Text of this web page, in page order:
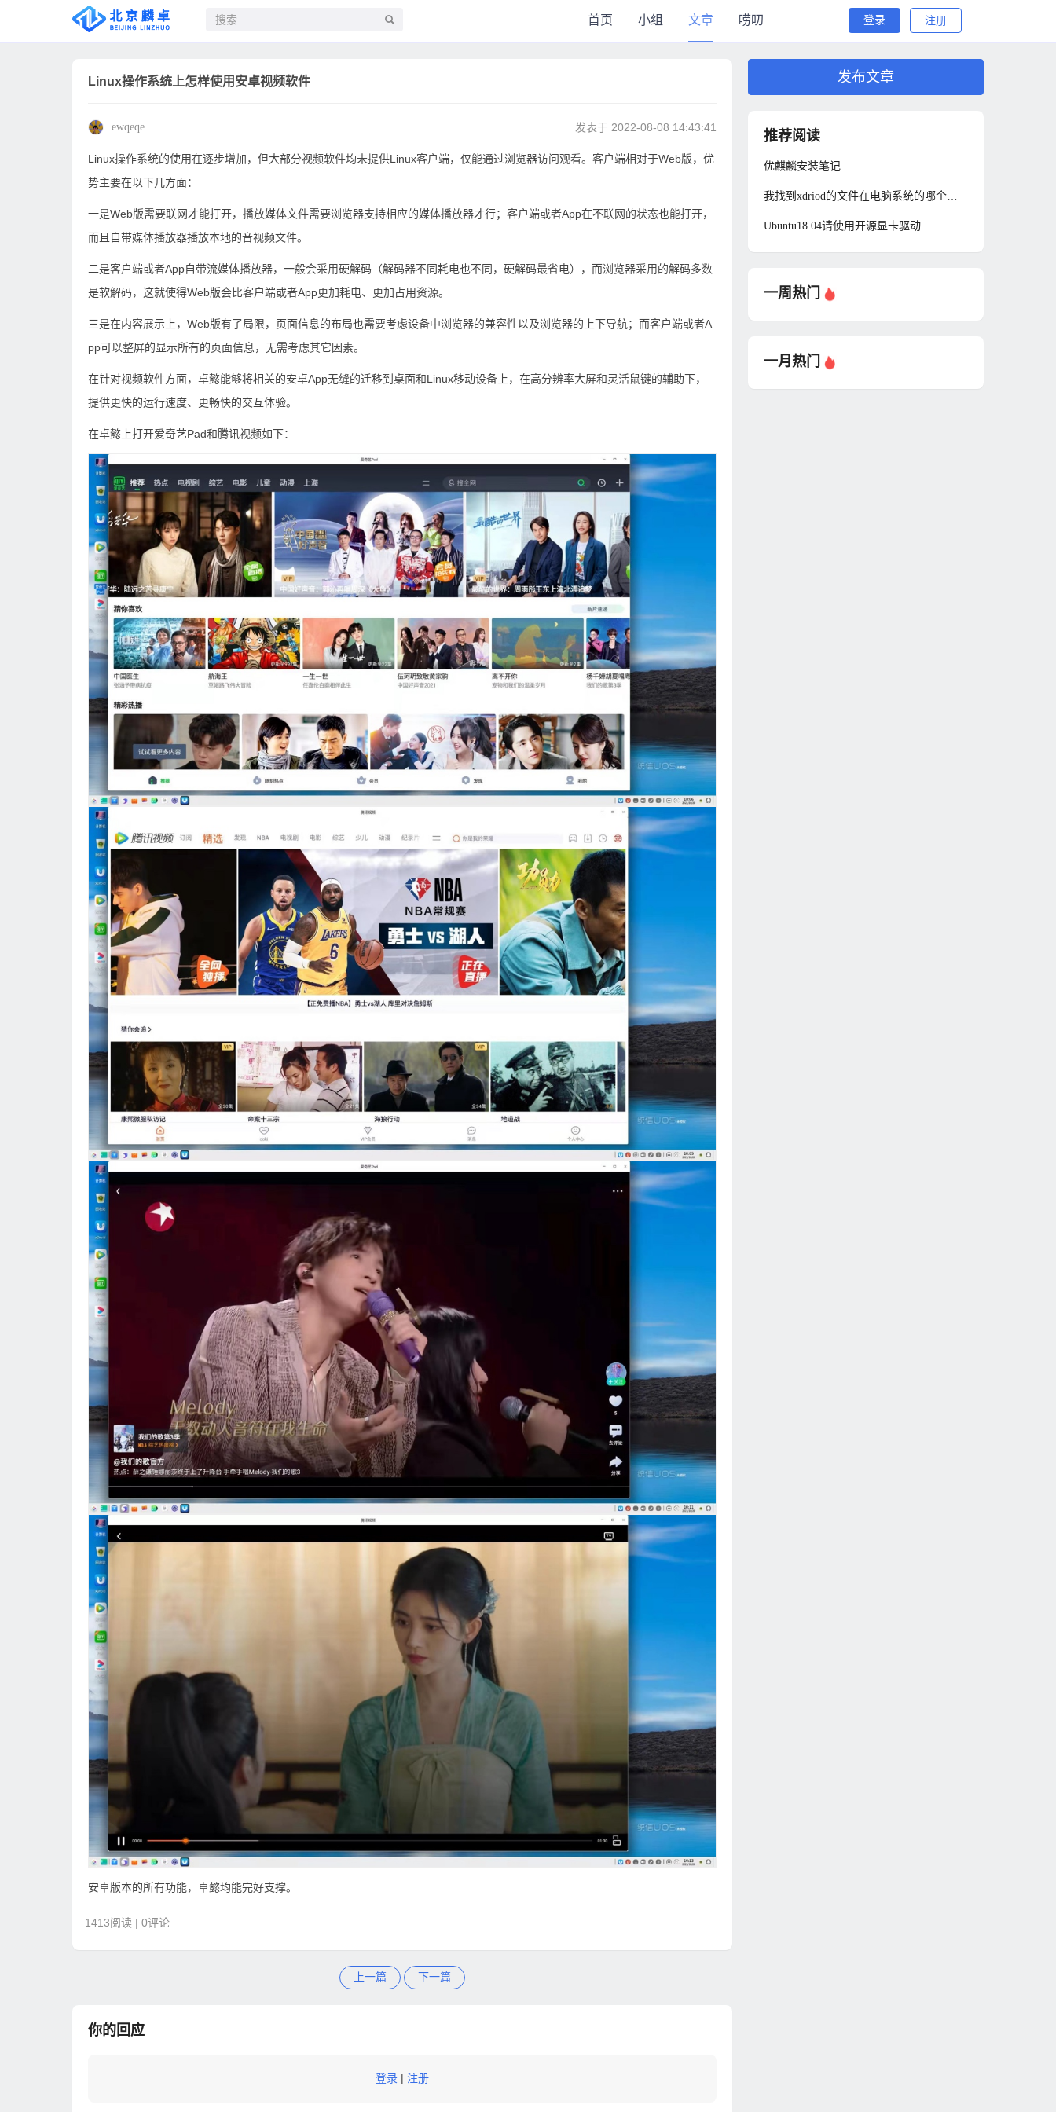
首页 小组 文章 唠叨 登录 注册
Linux操作系统上怎样使用安卓视频软件
ewqeqe 发表于 2022-08-08 14:43:41
Linux操作系统的使用在逐步增加，但大部分视频软件均未提供Linux客户端，仅能通过浏览器访问观看。客户端相对于Web版，优
势主要在以下几方面：
一是Web版需要联网才能打开，播放媒体文件需要浏览器支持相应的媒体播放器才行；客户端或者App在不联网的状态也能打开，
而且自带媒体播放器播放本地的音视频文件。
二是客户端或者App自带流媒体播放器，一般会采用硬解码（解码器不同耗电也不同，硬解码最省电），而浏览器采用的解码多数
是软解码，这就使得Web版会比客户端或者App更加耗电、更加占用资源。
三是在内容展示上，Web版有了局限，页面信息的布局也需要考虑设备中浏览器的兼容性以及浏览器的上下导航；而客户端或者A
pp可以整屏的显示所有的页面信息，无需考虑其它因素。
在针对视频软件方面，卓懿能够将相关的安卓App无缝的迁移到桌面和Linux移动设备上，在高分辨率大屏和灵活鼠键的辅助下，
提供更快的运行速度、更畅快的交互体验。
在卓懿上打开爱奇艺Pad和腾讯视频如下：
安卓版本的所有功能，卓懿均能完好支撑。
1413阅读 | 0评论
上一篇 下一篇
你的回应
登录 | 注册
发布文章
推荐阅读
优麒麟安装笔记
Ubuntu18.04请使用开源显卡驱动
一周热门
一月热门